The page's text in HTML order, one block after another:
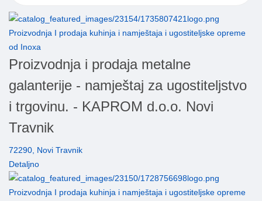
Proizvodnja I prodaja kuhinja i namještaja i ugostiteljske opreme
od Inoxa
Proizvodnja i prodaja metalne
galanterije - namještaj za ugostiteljstvo
i trgovinu. - KAPROM d.o.o. Novi
Travnik
72290, Novi Travnik
Detaljno
Proizvodnja I prodaja kuhinja i namještaja i ugostiteljske opreme